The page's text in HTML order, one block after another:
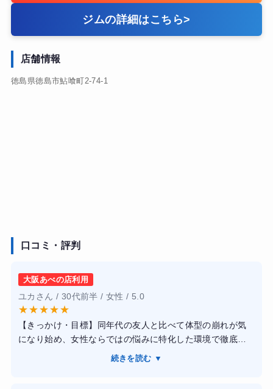
ジムの詳細はこちら>
店舗情報
徳島県徳島市鮎喰町2-74-1
口コミ・評判
大阪あべの店利用
ユカさん / 30代前半 / 女性 / 5.0
★★★★★
【きっかけ・目標】同年代の友人と比べて体型の崩れが気
になり始め、女性ならではの悩みに特化した環境で徹底的
にボディメイクをしたいと考え通い始めました。
続きを読む ▼